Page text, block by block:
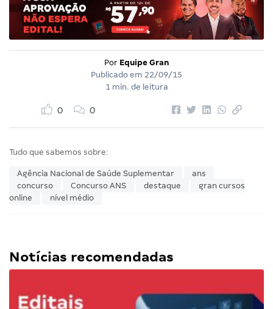
Por Equipe Gran
Publicado em 22/09/15
1 min. de leitura
0 0
Tudo que sabemos sobre:
Agência Nacional de Saúde Suplementar
ans
concurso
Concurso ANS destaque
gran cursos
online
nível médio
Notícias recomendadas